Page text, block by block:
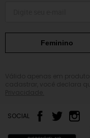
Feminino
SOCIAL